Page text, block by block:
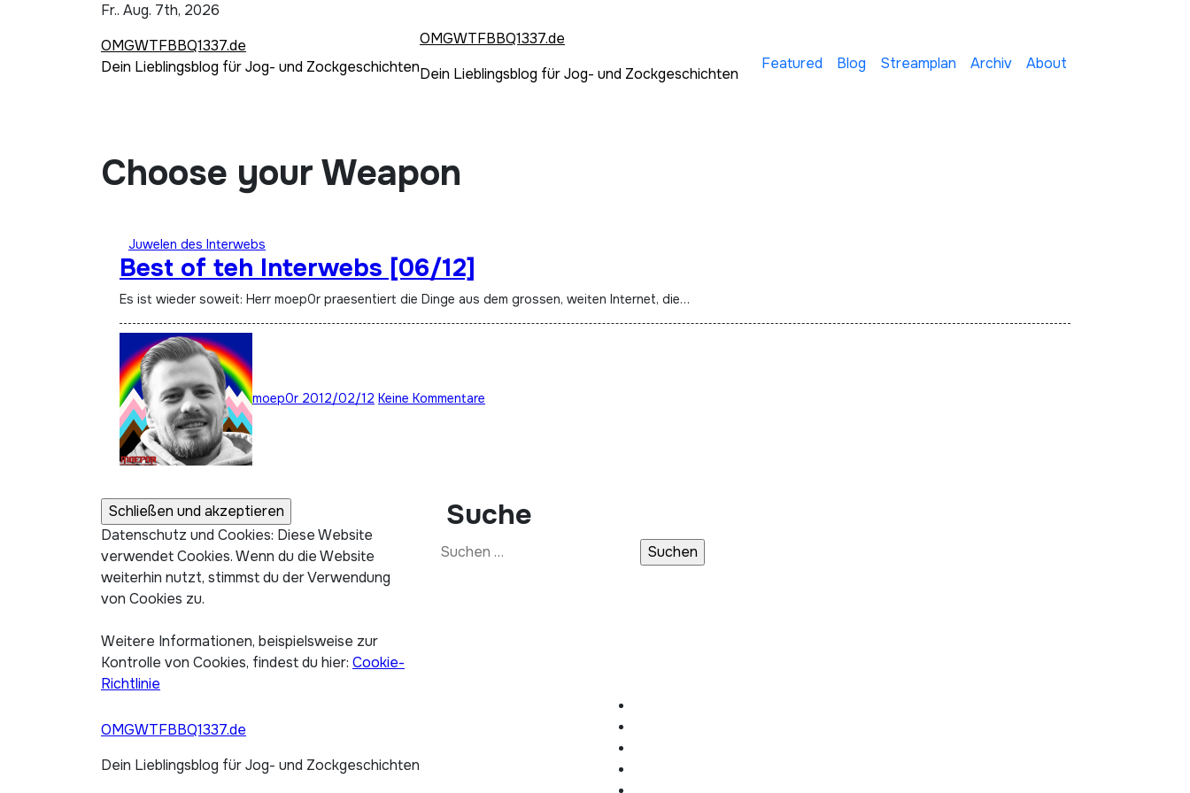
Fr.. Aug. 7th, 2026
OMGWTFBBQ1337.de
Dein Lieblingsblog für Jog- und Zockgeschichten
OMGWTFBBQ1337.de
Dein Lieblingsblog für Jog- und Zockgeschichten
Featured Blog Streamplan Archiv About
Choose your Weapon
Juwelen des Interwebs
Best of teh Interwebs [06/12]
Es ist wieder soweit: Herr moep0r praesentiert die Dinge aus dem grossen, weiten Internet, die…
moep0r 2012/02/12 Keine Kommentare
Datenschutz und Cookies: Diese Website
verwendet Cookies. Wenn du die Website
weiterhin nutzt, stimmst du der Verwendung
von Cookies zu.
Weitere Informationen, beispielsweise zur
Kontrolle von Cookies, findest du hier: Cookie-
Richtlinie
Suche
Suchen
OMGWTFBBQ1337.de
Dein Lieblingsblog für Jog- und Zockgeschichten